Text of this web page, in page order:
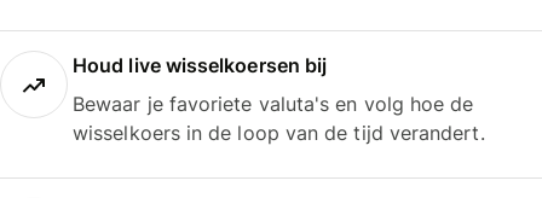
Houd live wisselkoersen bij
Bewaar je favoriete valuta's en volg hoe de
wisselkoers in de loop van de tijd verandert.